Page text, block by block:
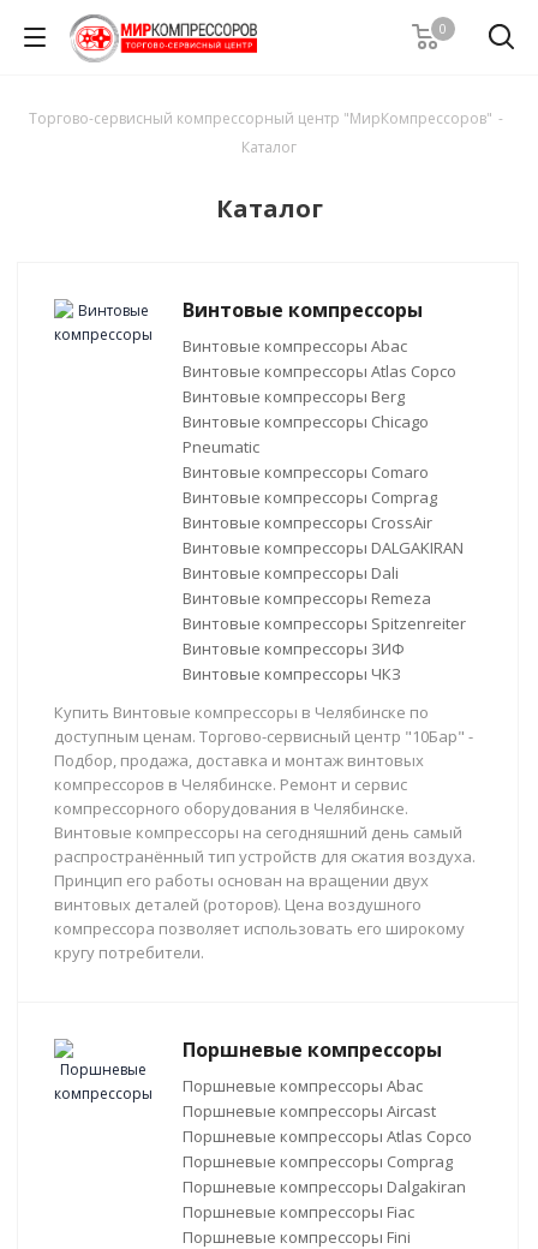
0
Торгово-сервисный компрессорный центр "МирКомпрессоров" -
Каталог
Каталог
Винтовые компрессоры
Винтовые компрессоры Abac
Винтовые компрессоры Atlas Copco
Винтовые компрессоры Berg
Винтовые компрессоры Chicago
Pneumatic
Винтовые компрессоры Comaro
Винтовые компрессоры Comprag
Винтовые компрессоры CrossAir
Винтовые компрессоры DALGAKIRAN
Винтовые компрессоры Dali
Винтовые компрессоры Remeza
Винтовые компрессоры Spitzenreiter
Винтовые компрессоры ЗИФ
Винтовые компрессоры ЧКЗ
Купить Винтовые компрессоры в Челябинске по
доступным ценам. Торгово-сервисный центр "10Бар" -
Подбор, продажа, доставка и монтаж винтовых
компрессоров в Челябинске. Ремонт и сервис
компрессорного оборудования в Челябинске.
Винтовые компрессоры на сегодняшний день самый
распространённый тип устройств для сжатия воздуха.
Принцип его работы основан на вращении двух
винтовых деталей (роторов). Цена воздушного
компрессора позволяет использовать его широкому
кругу потребители.
Поршневые компрессоры
Поршневые компрессоры Abac
Поршневые компрессоры Aircast
Поршневые компрессоры Atlas Copco
Поршневые компрессоры Comprag
Поршневые компрессоры Dalgakiran
Поршневые компрессоры Fiac
Поршневые компрессоры Fini